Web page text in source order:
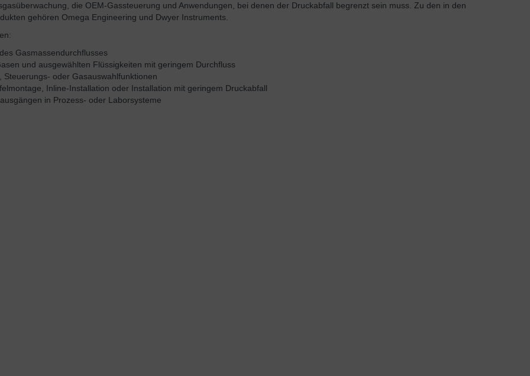
die OEM-Gassteuerung und Anwendungen, bei denen der Druckabfall begrenzt sein muss. Zu den in den
gehören Omega Engineering und Dwyer Instruments.
Gasmassendurchflusses
und ausgewählten Flüssigkeiten mit geringem Durchfluss
Steuerungs- oder Gasauswahlfunktionen
Inline-Installation oder Installation mit geringem Druckabfall
in Prozess- oder Laborsysteme